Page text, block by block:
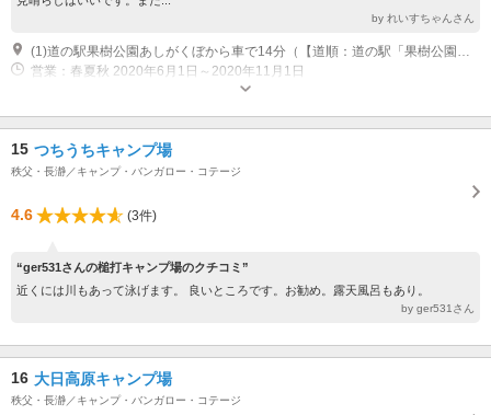
by れいすちゃんさん
(1)道の駅果樹公園あしがくぼから車で14分（【道順：道の駅「果樹公園あしがくぼ」近くから、あしがくぼ果樹公園村へ抜けて、木ノ子茶屋を通り、さらに2km程峠道を上ると看板が見えてきます。】）
営業：春夏秋 2020年6月1日～2020年11月1日
15 つちうちキャンプ場
秩父・長瀞／キャンプ・バンガロー・コテージ
4.6 (3件)
“ger531さんの槌打キャンプ場のクチコミ”
近くには川もあって泳げます。 良いところです。お勧め。露天風呂もあり。
by ger531さん
16 大日高原キャンプ場
秩父・長瀞／キャンプ・バンガロー・コテージ